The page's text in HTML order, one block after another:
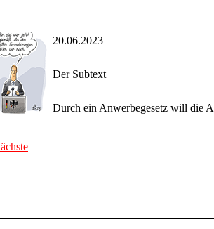
20.06.2023
Der Subtext
Durch ein Anwerbegesetz will die